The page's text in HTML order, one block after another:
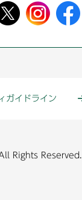
ガイドライン
Rights Reserved.